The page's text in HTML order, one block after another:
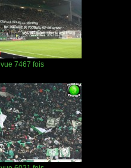
vue 7467 fois